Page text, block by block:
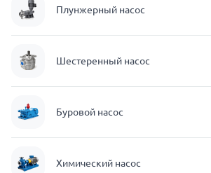
Плунжерный насос
Шестеренный насос
Буровой насос
Химический насос